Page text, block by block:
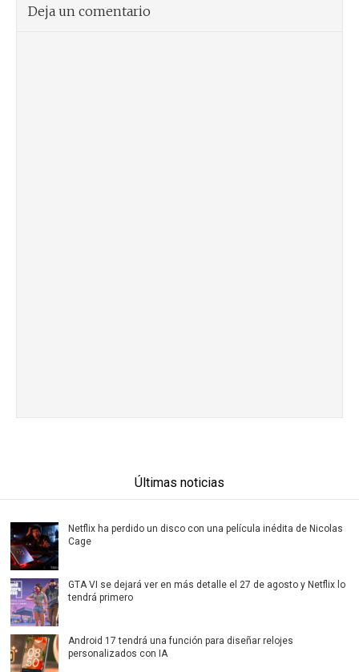
Deja un comentario
Últimas noticias
Netflix ha perdido un disco con una película inédita de Nicolas
Cage
GTA VI se dejará ver en más detalle el 27 de agosto y Netflix lo
tendrá primero
Android 17 tendrá una función para diseñar relojes
personalizados con IA